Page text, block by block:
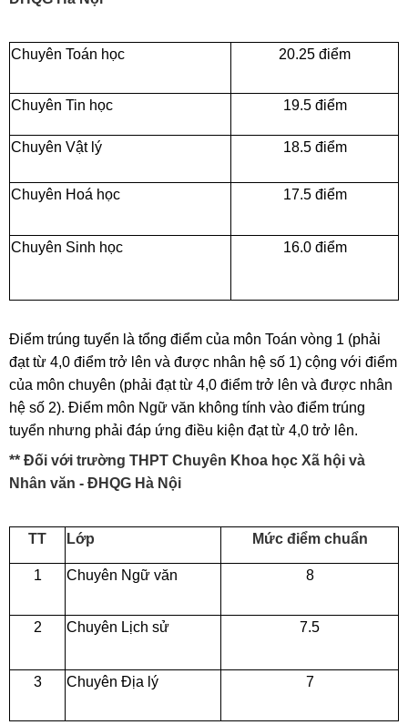
Chuyên Toán học 20.25 điểm
Chuyên Tin học 19.5 điểm
Chuyên Vật lý 18.5 điểm
Chuyên Hoá học 17.5 điểm
Chuyên Sinh học 16.0 điểm
Điểm trúng tuyển là tổng điểm của môn Toán vòng 1 (phải
đạt từ 4,0 điểm trở lên và được nhân hệ số 1) cộng với điểm
của môn chuyên (phải đạt từ 4,0 điểm trở lên và được nhân
hệ số 2). Điểm môn Ngữ văn không tính vào điểm trúng
tuyển nhưng phải đáp ứng điều kiện đạt từ 4,0 trở lên.
** Đối với trường THPT Chuyên Khoa học Xã hội và
Nhân văn - ĐHQG Hà Nội
TT Lớp Mức điểm chuẩn
1 Chuyên Ngữ văn 8
2 Chuyên Lịch sử 7.5
3 Chuyên Địa lý 7